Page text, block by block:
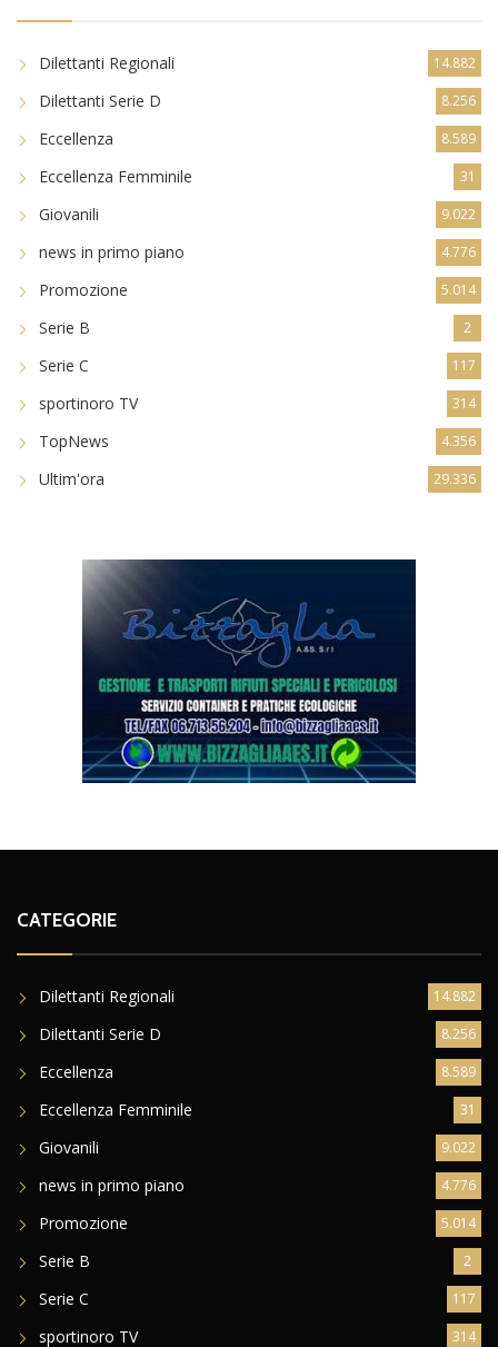
Dilettanti Regionali 14.882
Dilettanti Serie D 8.256
Eccellenza 8.589
Eccellenza Femminile 31
Giovanili 9.022
news in primo piano 4.776
Promozione 5.014
Serie B 2
Serie C 117
sportinoro TV 314
TopNews 4.356
Ultim'ora 29.336
CATEGORIE
Dilettanti Regionali 14.882
Dilettanti Serie D 8.256
Eccellenza 8.589
Eccellenza Femminile 31
Giovanili 9.022
news in primo piano 4.776
Promozione 5.014
Serie B 2
Serie C 117
sportinoro TV 314